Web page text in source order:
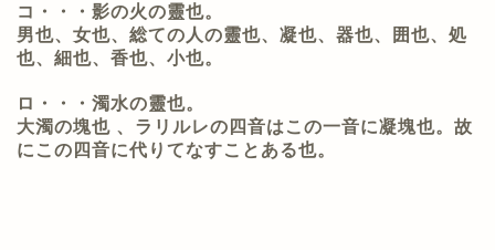
コ・・・影の火の靈也。
男也、女也、総ての人の靈也、凝也、器也、囲也、処
也、細也、香也、小也。
ロ・・・濁水の靈也。
大濁の塊也 、ラリルレの四音はこの一音に凝塊也。故
にこの四音に代りてなすことある也。